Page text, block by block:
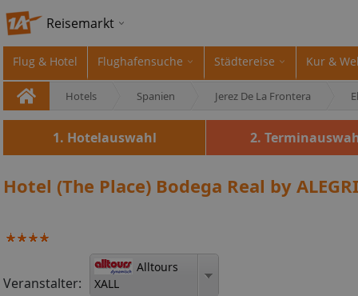
Reisemarkt
Flug & Hotel Flughafensuche Städtereise Kur &
Hotels Spanien Jerez De La Frontera
1. Hotelauswahl 2.
Hotel (The Place) Bodega Real by
Veranstalter:
Alltours
XALL